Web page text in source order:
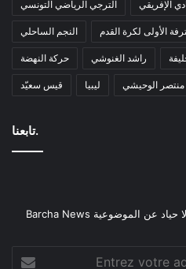
الترجي الرياضي التونسي الإفريقي
النجم الساحلي الأولى لكرة القدم
حركة النهضة راشد الغنوشي
قيس سعيّد ليبيا منتصر الوحيشي
تابعنا.